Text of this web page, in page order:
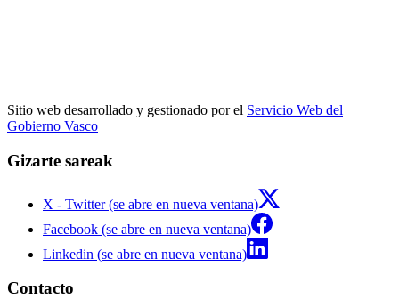
Sitio web desarrollado y gestionado por el Servicio Web del
Gobierno Vasco
Gizarte sareak
X - Twitter (se abre en nueva ventana)
Facebook (se abre en nueva ventana)
Linkedin (se abre en nueva ventana)
Contacto